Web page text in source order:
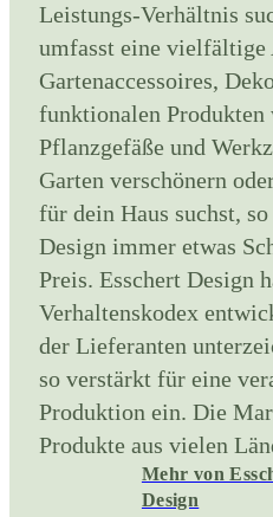
Leistungs-Verhältnis
umfasst eine vielfältige
Gartenaccessoires,
funktionalen Produkten
Pflanzgefäße und
Garten verschönern
für dein Haus suchst,
Design immer etwas
Preis. Esschert Design
Verhaltenskodex
der Lieferanten
so verstärkt für eine
Produktion ein. Die
Produkte aus vielen
Mehr von
Design